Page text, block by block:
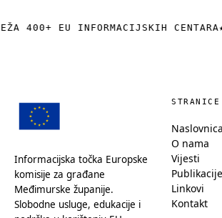
400+ EU INFORMACIJSKIH CENTARA
Informacijska točka Europske
komisije za građane
Međimurske županije.
Slobodne usluge, edukacije i
STRANICE
Naslovnica
O nama
Vijesti
Publikacije
Linkovi
Kontakt